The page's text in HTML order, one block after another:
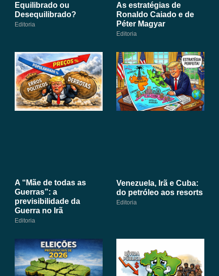
Equilibrado ou
Desequilibrado?
Editoria
As estratégias de
Ronaldo Caiado e de
Péter Magyar
Editoria
A “Mãe de todas as
Guerras”: a
previsibilidade da
Guerra no Irã
Editoria
Venezuela, Irã e Cuba:
do petróleo aos resorts
Editoria